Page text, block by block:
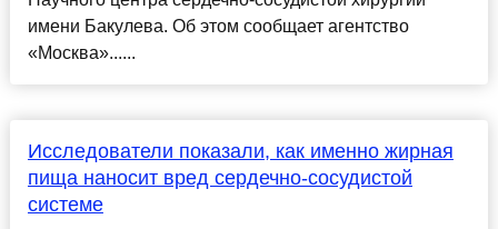
имени Бакулева. Об этом сообщает агентство
«Москва»......
Исследователи показали, как именно жирная
пища наносит вред сердечно-сосудистой
системе